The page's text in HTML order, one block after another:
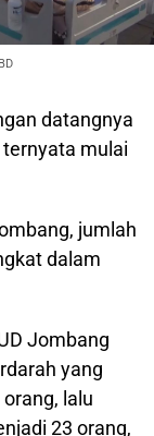
datangnya
mulai
jumlah
dalam
Jombang
yang
lalu
23 orang,